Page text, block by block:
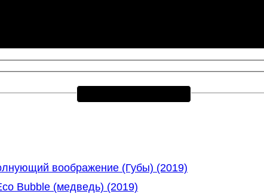
воображение (Губы) (2019)
Bubble (медведь) (2019)